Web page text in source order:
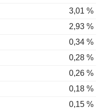
3,01 %
2,93 %
0,34 %
0,28 %
0,26 %
0,18 %
0,15 %